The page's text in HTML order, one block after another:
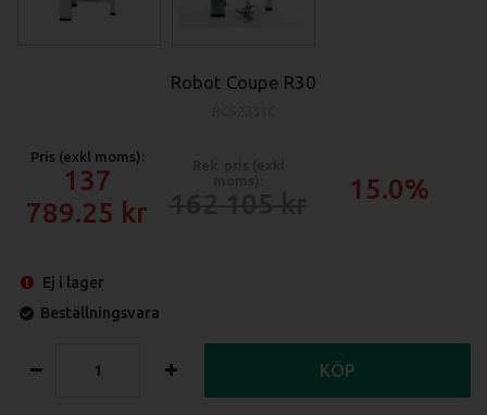
Robot Coupe R30
Pris (exkl moms):
137
789.25
15.0%
Ej i lager
Beställningsvara
KÖP